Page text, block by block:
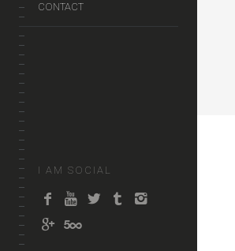
CONTACT
I AM SOCIAL